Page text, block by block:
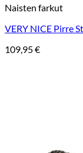
Naisten farkut
VERY NICE Pirre
109,95€